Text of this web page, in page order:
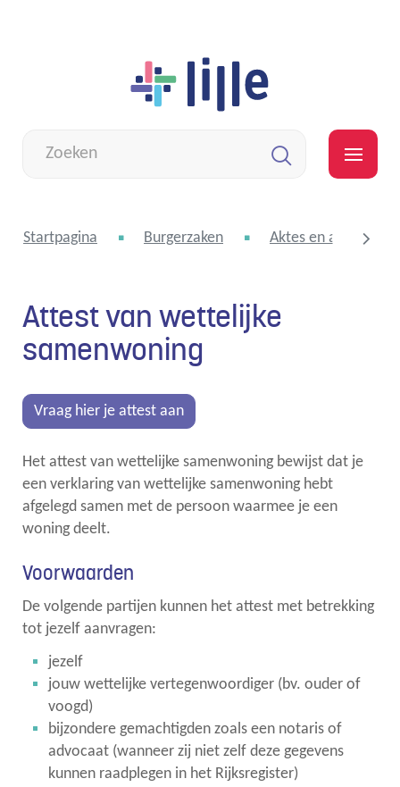
inhoud
zoek
Startpagina Burgerzaken Aktes en attesten
Attest van wettelijke
samenwoning
Vraag hier je attest aan
Het attest van wettelijke samenwoning bewijst dat je
een verklaring van wettelijke samenwoning hebt
afgelegd samen met de persoon waarmee je een
woning deelt.
Voorwaarden
De volgende partijen kunnen het attest met betrekking
tot jezelf aanvragen:
jezelf
jouw wettelijke vertegenwoordiger (bv. ouder of
voogd)
bijzondere gemachtigden zoals een notaris of
advocaat (wanneer zij niet zelf deze gegevens
kunnen raadplegen in het Rijksregister)